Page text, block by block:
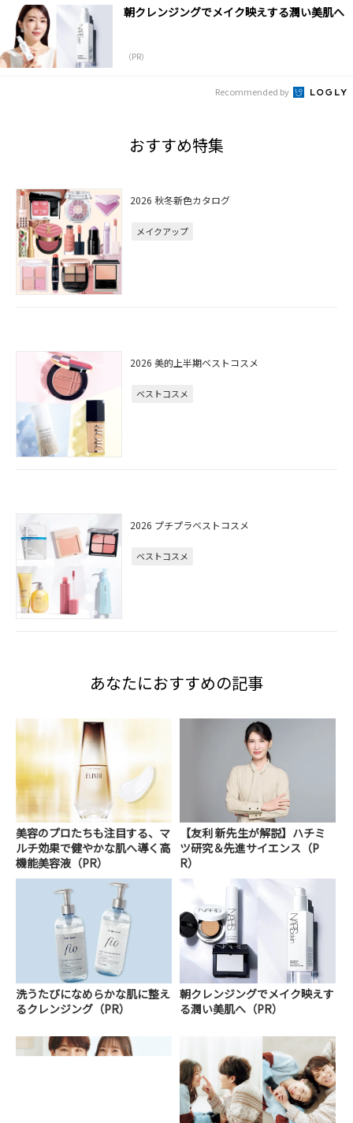
朝クレンジングでメイク映えする潤い美肌へ
（PR）
Recommended by
おすすめ特集
2026 秋冬新色カタログ
メイクアップ
2026 美的上半期ベストコスメ
ベストコスメ
2026 プチプラベストコスメ
ベストコスメ
あなたにおすすめの記事
美容のプロたちも注目する、マ
ルチ効果で健やかな肌へ導く高
機能美容液（PR）
【友利 新先生が解説】ハチミ
ツ研究＆先進サイエンス（P
R）
洗うたびになめらかな肌に整え
るクレンジング（PR）
朝クレンジングでメイク映えす
る潤い美肌へ（PR）